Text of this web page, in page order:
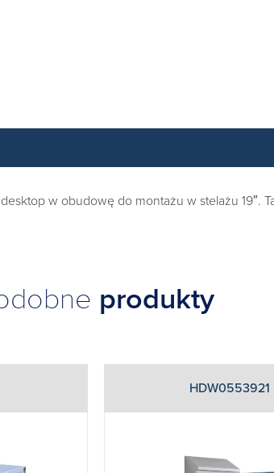
w obudowę do montażu w stelażu
produkty
HDW0553921